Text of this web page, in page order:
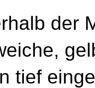
der
tief